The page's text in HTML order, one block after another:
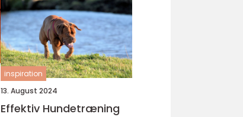
inspiration
13. August 2024
Effektiv Hundetræning